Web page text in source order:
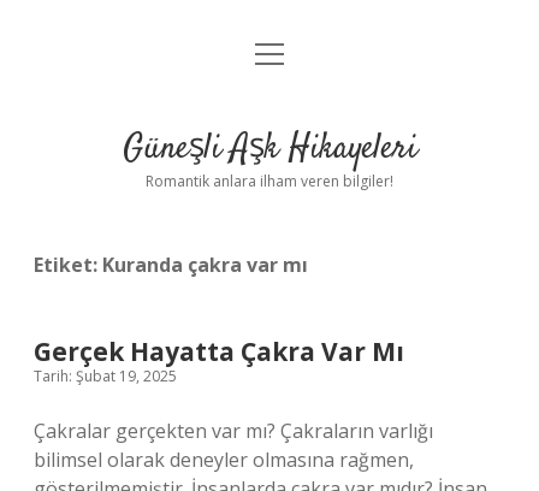
Anasayfa
Yasal Uyarı
menüyü
Güneşli Aşk Hikayeleri
Romantik anlara ilham veren bilgiler!
Etiket: Kuranda çakra var mı
Gerçek Hayatta Çakra Var Mı
Tarih: Şubat 19, 2025
Çakralar gerçekten var mı? Çakraların varlığı
bilimsel olarak deneyler olmasına rağmen,